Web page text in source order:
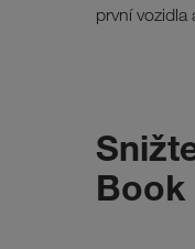
první vozidla
Book